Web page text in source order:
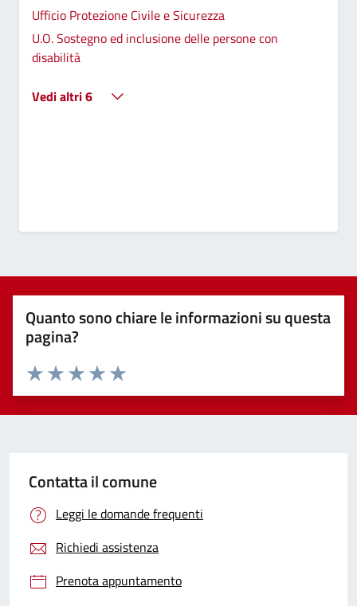
Ufficio Protezione Civile e Sicurezza
U.O. Sostegno ed inclusione delle persone con
disabilità
Vedi altri 6
Quanto sono chiare le informazioni su questa
pagina?
Valuta 5 stelle su 5
Valuta 4 stelle su 5
Valuta 3 stelle su 5
Valuta 2 stelle su 5
Valuta 1 stelle su 5
Contatta il comune
Leggi le domande frequenti
Richiedi assistenza
Prenota appuntamento